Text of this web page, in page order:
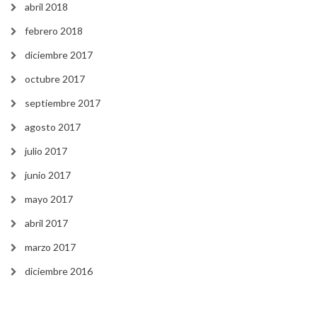
abril 2018
febrero 2018
diciembre 2017
octubre 2017
septiembre 2017
agosto 2017
julio 2017
junio 2017
mayo 2017
abril 2017
marzo 2017
diciembre 2016